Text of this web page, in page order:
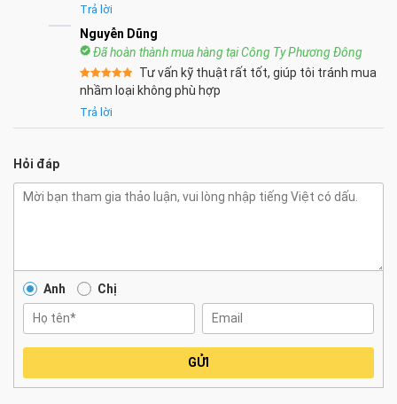
sao
Trả lời
Nguyễn Dũng
Đã hoàn thành mua hàng tại Công Ty Phương Đông
Được xếp
hạng 55
sao
Tư vấn kỹ thuật rất tốt, giúp tôi tránh mua
nhầm loại không phù hợp
Trả lời
Hỏi đáp
Anh Chị
GỬI